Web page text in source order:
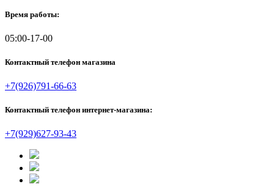
Время работы:
05:00-17-00
Контактный телефон магазина
+7(926)791-66-63
Контактный телефон интернет-магазина:
+7(929)627-93-43